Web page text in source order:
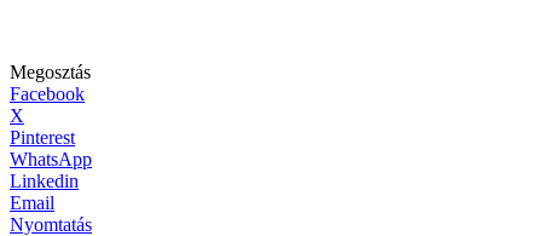
Megosztás
Facebook
X
Pinterest
WhatsApp
Linkedin
Email
Nyomtatás